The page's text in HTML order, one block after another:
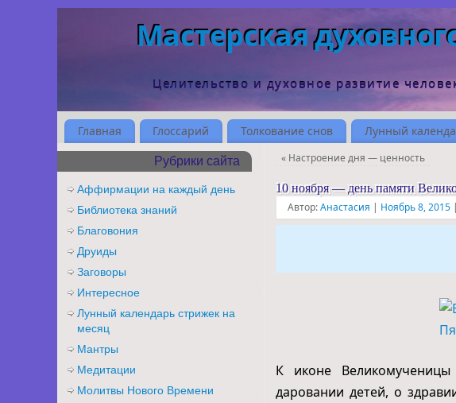
Мастерская
Целительство и духовное развитие
Главная Глоссарий Толкование снов Лунный
«Настроение дня — ценность
10 ноября — день памяти
Автор:Анастасия | Ноябрь 8, 2015 |
К иконе
даровании детей, о
Рубрики сайта
Аффирмации на каждый день
Библиотека знаний
Благовония
Друиды
Заговоры
Интересное
Лунный календарь стрижек на
месяц
Мантры
Медитации
Молитвы Нового Времени